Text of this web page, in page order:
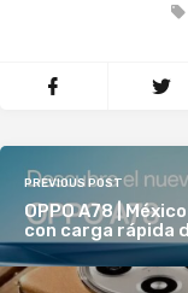
PREVIOUS POST
OPPO A78 |
con carga rápida